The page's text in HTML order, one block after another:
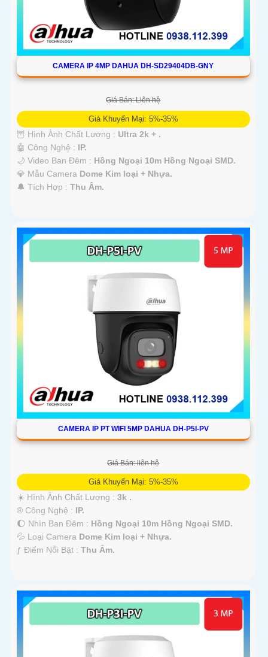
CAMERA IP 4MP DAHUA DH-SD29404DB-GNY
Giá Bán: Liên hệ
Giá Khuyến Mại: 5%-35%
🦉 Hình Ành Chất Lượng : Ultra 2k + .
🤖️ Công Nghệ : IP.
🌙 Video Ban Đêm : Hồng Ngoại 10m Hồng Ngoại SMD.
💎 Mẫu Camera Dome Kim loại + Nhựa.
️🔔 Tích Hợp : Thu Âm.
CAMERA IP PT WIFI 5MP DAHUA DH-P5I-PV
Giá Bán: liên hệ
Giá Khuyến Mại: 5%-35%
☀️ Hình Ành Chất Lượng : 3k .
®️ Công Nghệ : IP.
🌔 Nhìn Ban Đêm : Hồng Ngoại 10m Hồng Ngoại SMD.
💦 Loại Camera Dome Kim loại + Nhựa.
️ƒ Điểm Nỗi Bật : Thu Âm.